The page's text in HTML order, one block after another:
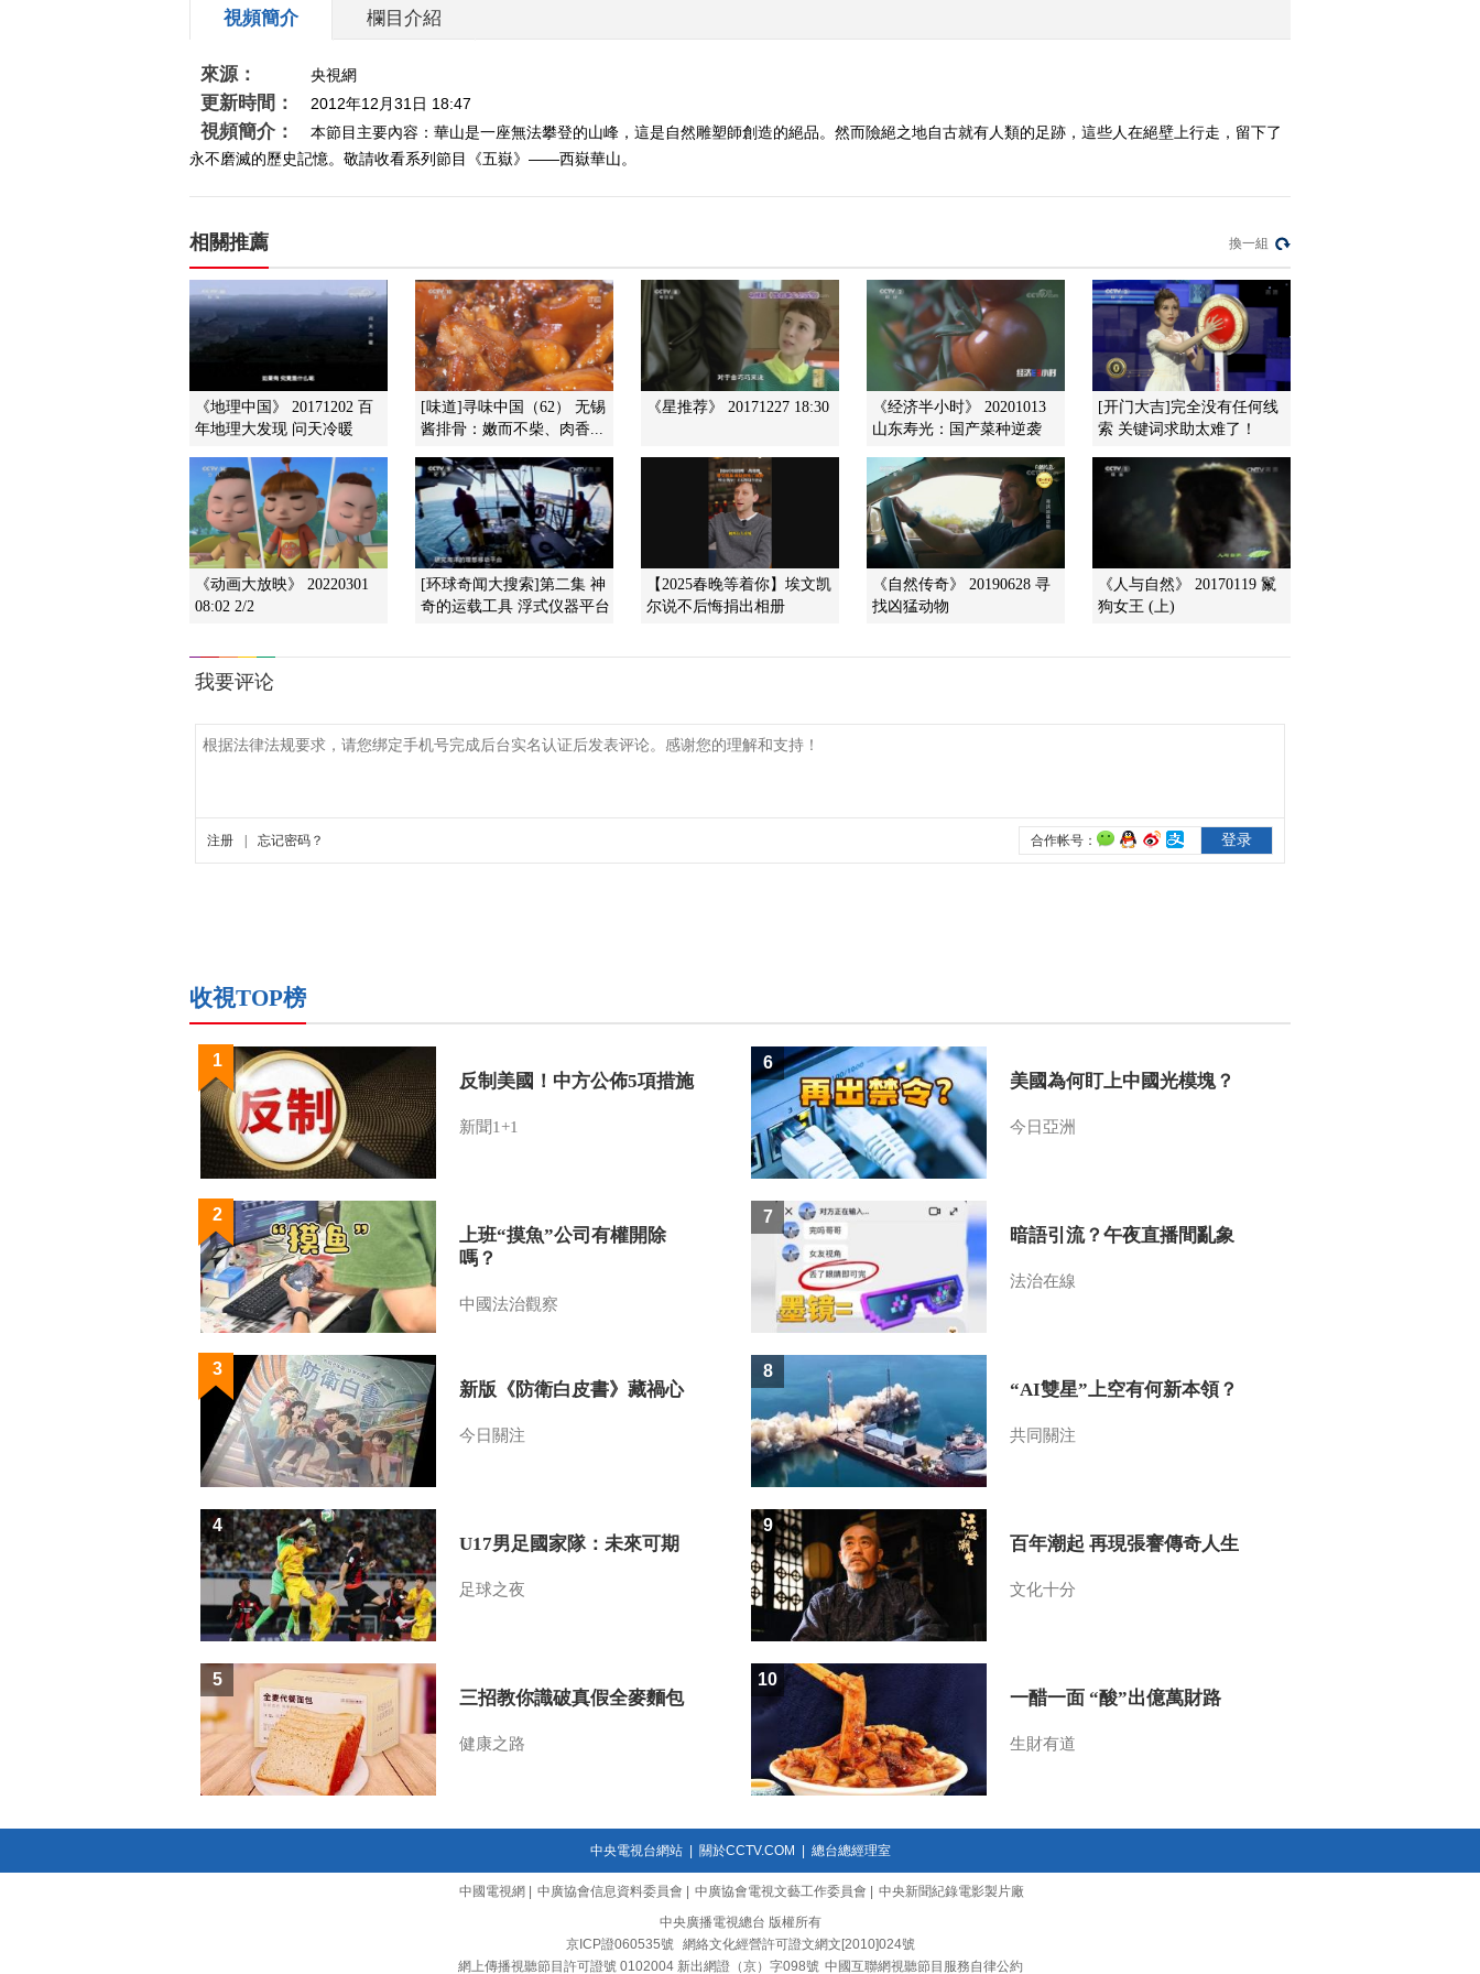
2012-12-26 18:56:05
《地理中国》 20121225
长城长（上）
2012-12-25 20:14:42
《地理中国》 20121224
黑夜暗影
2012-12-24 19:31:24
《地理中国》 20121223
“毒土”迷雾
2012-12-23 18:38:14
“摔死”的山泉
《地理中国》 20121221
古城消失之谜
2012-12-20 18:46:32
《环越珠穆朗玛》——圣
离》 ——仙鸟奇缘
2012-12-17 18:22:14
《地理中国》 20121216
系列节目《秘境零距离》
—兴文洞窟谜案（上）
离》 ——深坑探奇
2012-12-14 18:56:48
視頻簡介 欄目介紹
來源： 央視網
更新時間： 2012年12月31日 18:47
視頻簡介：
本節目主要內容：華山是一座無法攀登的山峰，這是自然雕塑師創造的絕品。然而險絕之地自古就有人類的足跡，這些人在絕壁上行走，留下了
永不磨滅的歷史記憶。敬請收看系列節目《五嶽》——西嶽華山。
相關推薦 換一組
《地理中国》 20171202 百
年地理大发现 问天冷暖
[味道]寻味中国（62） 无锡
酱排骨：嫩而不柴、肉香...
《星推荐》 20171227 18:30
《经济半小时》 20201013
山东寿光：国产菜种逆袭
[开门大吉]完全没有任何线
索 关键词求助太难了！
《动画大放映》 20220301
08:02 2/2
[环球奇闻大搜索]第二集 神
奇的运载工具 浮式仪器平台
【2025春晚等着你】埃文凯
尔说不后悔捐出相册
《自然传奇》 20190628 寻
找凶猛动物
《人与自然》 20170119 鬣
狗女王 (上)
收視TOP榜
反制美國！中方公佈5項措施
新聞1+1
1
上班“摸魚”公司有權開除
嗎？
中國法治觀察
2
新版《防衛白皮書》藏禍心
今日關注
3
U17男足國家隊：未來可期
足球之夜
4
三招教你識破真假全麥麵包
健康之路
5
美國為何盯上中國光模塊？
今日亞洲
6
暗語引流？午夜直播間亂象
法治在線
7
“AI雙星”上空有何新本領？
共同關注
8
百年潮起 再現張謇傳奇人生
文化十分
9
一醋一面 “酸”出億萬財路
生財有道
10
中央電視台網站| 關於CCTV.COM 總台總經理室
中國電視網 中廣協會信息資料委員會 中廣協會電視文藝工作委員會
中央新聞紀錄電影製片廠
中央廣播電視總台 版權所有
京ICP證060535號
網絡文化經營許可證文網文[2010]024號
網上傳播視聽節目許可證號 0102004 新出網證（京）字098號 中國互聯網視聽節目服務自律公約